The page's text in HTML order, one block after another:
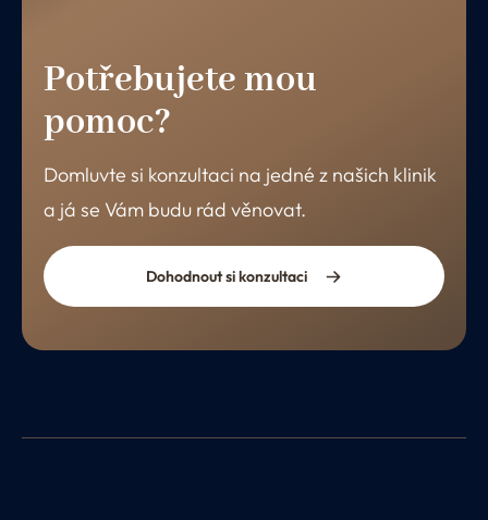
Potřebujete mou
pomoc?
Domluvte si konzultaci na jedné z našich klinik
a já se Vám budu rád věnovat.
Dohodnout si konzultaci